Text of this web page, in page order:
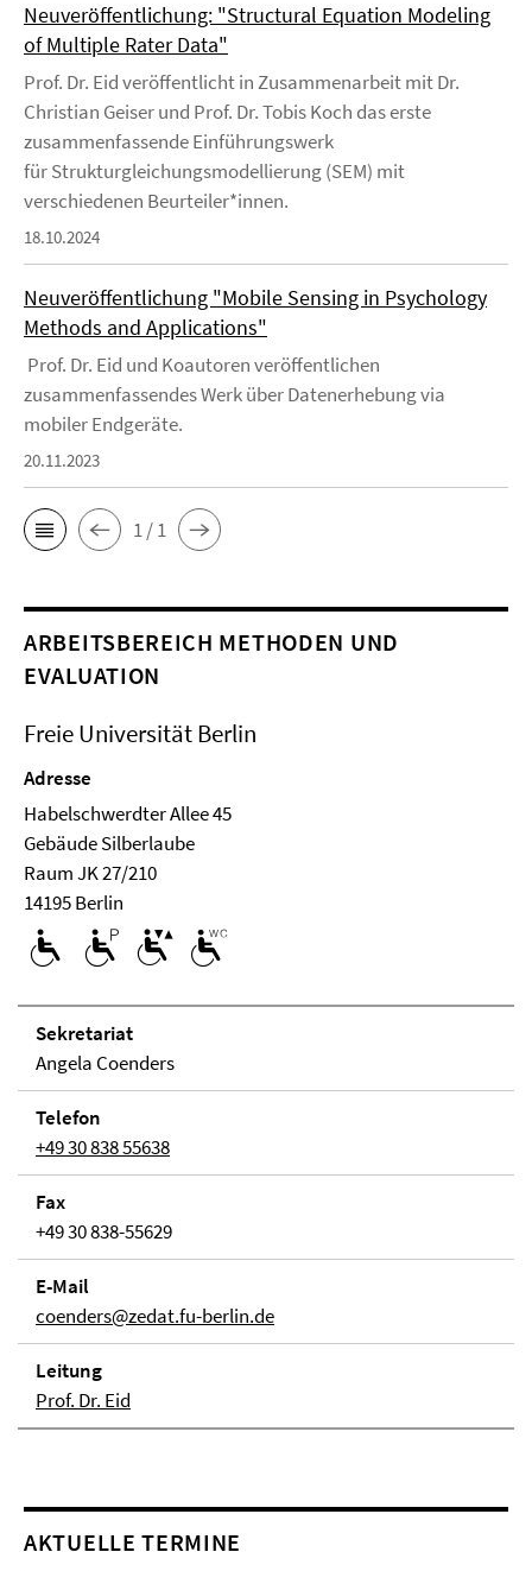
Neuveröffentlichung: "Structural Equation Modeling
of Multiple Rater Data"
Prof. Dr. Eid veröffentlicht in Zusammenarbeit mit Dr.
Christian Geiser und Prof. Dr. Tobis Koch das erste
zusammenfassende Einführungswerk
für Strukturgleichungsmodellierung (SEM) mit
verschiedenen Beurteiler*innen.
18.10.2024
Neuveröffentlichung "Mobile Sensing in Psychology
Methods and Applications"
Prof. Dr. Eid und Koautoren veröffentlichen
zusammenfassendes Werk über Datenerhebung via
mobiler Endgeräte.
20.11.2023
1 / 1
ARBEITSBEREICH METHODEN UND
EVALUATION
Freie Universität Berlin
Adresse
Habelschwerdter Allee 45
Ge­bäude Silberlaube
Raum JK 27/210
14195 Berlin
Se­kre­ta­ri­at
Angela Coenders
Telefon
+49 30 838 55638
Fax
+49 30 838-55629
E-Mail
coenders@zedat.fu-berlin.de
Lei­tung
Prof. Dr. Eid
AKTUELLE TERMINE